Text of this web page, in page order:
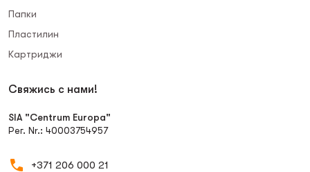
Папки
Пластилин
Картриджи
Свяжись с нами!
SIA "Centrum Europa"
Рег. Nr.: 40003754957
+371 206 000 21